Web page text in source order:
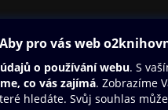
Oneplay Originály
Sport